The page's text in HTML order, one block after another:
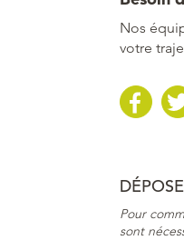
Nos
votre
Pour
sont